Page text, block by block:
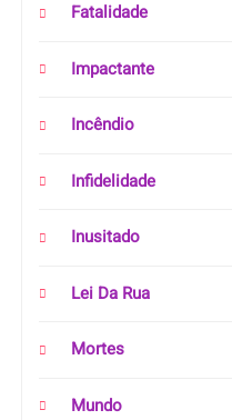
Fatalidade
Impactante
Incêndio
Infidelidade
Inusitado
Lei Da Rua
Mortes
Mundo